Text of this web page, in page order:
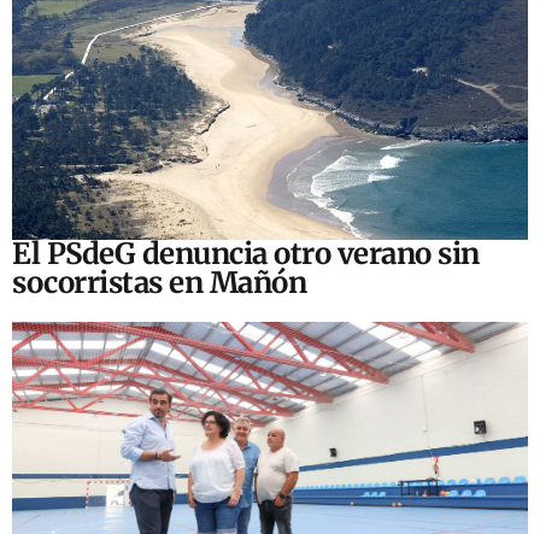
El PSdeG denuncia otro verano sin
socorristas en Mañón